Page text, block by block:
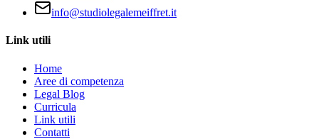
info@studiolegalemeiffret.it
Link utili
Home
Aree di competenza
Legal Blog
Curricula
Link utili
Contatti